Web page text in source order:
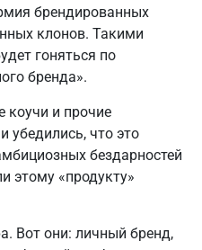
брендированных
клонов. Такими
гоняться по
бренда».
коучи и прочие
убедились, что это
бездарностей
этому «продукту»
Вот они: личный бренд,